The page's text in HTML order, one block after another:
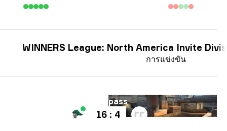
การแข่งขัน
WINNERS League: North America Invite
Overpass
16 : 4